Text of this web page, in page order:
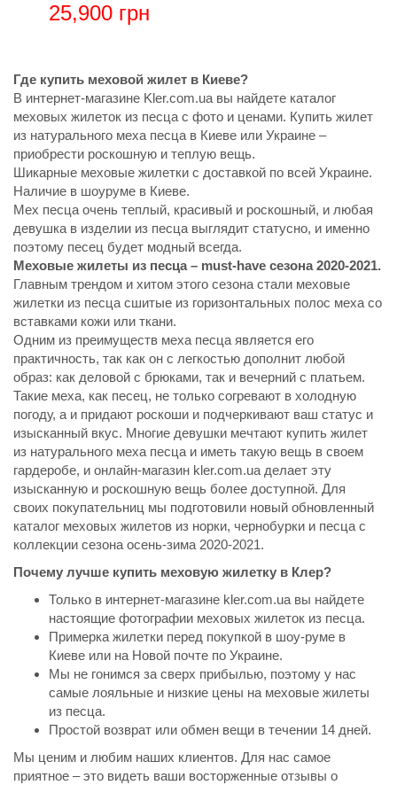
25,900 грн
Где купить меховой жилет в Киеве?
В интернет-магазине Kler.com.ua вы найдете каталог
меховых жилеток из песца с фото и ценами. Купить жилет
из натурального меха песца в Киеве или Украине –
приобрести роскошную и теплую вещь.
Шикарные меховые жилетки с доставкой по всей Украине.
Наличие в шоуруме в Киеве.
Мех песца очень теплый, красивый и роскошный, и любая
девушка в изделии из песца выглядит статусно, и именно
поэтому песец будет модный всегда.
Меховые жилеты из песца – must-have сезона 2020-2021.
Главным трендом и хитом этого сезона стали меховые
жилетки из песца сшитые из горизонтальных полос меха со
вставками кожи или ткани.
Одним из преимуществ меха песца является его
практичность, так как он с легкостью дополнит любой
образ: как деловой с брюками, так и вечерний с платьем.
Такие меха, как песец, не только согревают в холодную
погоду, а и придают роскоши и подчеркивают ваш статус и
изысканный вкус. Многие девушки мечтают купить жилет
из натурального меха песца и иметь такую вещь в своем
гардеробе, и онлайн-магазин kler.com.ua делает эту
изысканную и роскошную вещь более доступной. Для
своих покупательниц мы подготовили новый обновленный
каталог меховых жилетов из норки, чернобурки и песца с
коллекции сезона осень-зима 2020-2021.
Почему лучше купить меховую жилетку в Клер?
Только в интернет-магазине kler.com.ua вы найдете
настоящие фотографии меховых жилеток из песца.
Примерка жилетки перед покупкой в шоу-руме в
Киеве или на Новой почте по Украине.
Мы не гонимся за сверх прибылью, поэтому у нас
самые лояльные и низкие цены на меховые жилеты
из песца.
Простой возврат или обмен вещи в течении 14 дней.
Мы ценим и любим наших клиентов. Для нас самое
приятное – это видеть ваши восторженные отзывы о